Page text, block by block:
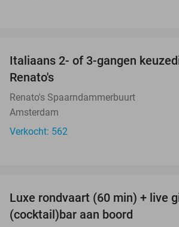
Italiaans 2- of 3-gangen
Renato's
Renato's Spaarndammerbuurt
Amsterdam
Verkocht: 562
Luxe rondvaart (60 min) + live
(cocktail)bar aan boord